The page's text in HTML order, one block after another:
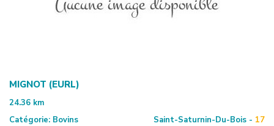
MIGNOT (EURL)
24.36 km
Catégorie: Bovins Saint-Saturnin-Du-Bois - 17